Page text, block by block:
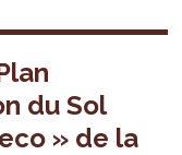
du Sol
» de la